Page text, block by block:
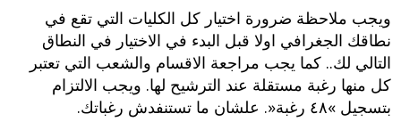
ويجب ملاحظة ضرورة اختيار كل الكليات التي تقع في
نطاقك الجغرافي اولا قبل البدء في الاختيار في النطاق
التالي لك‮.. ‬كما يجب مراجعة الاقسام والشعب التي تعتبر
كل منها رغبة مستقلة عند الترشيح لها‮. ‬ويجب الالتزام
بتسجيل‮ »٨٤ ‬رغبة‮«. علشان ما تستنفدش رغباتك.